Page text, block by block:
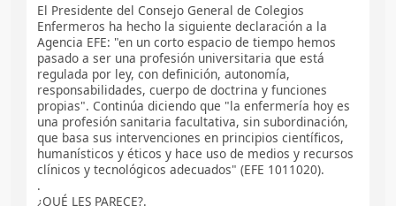
El Presidente del Consejo General de Colegios
Enfermeros ha hecho la siguiente declaración a la
Agencia EFE: "en un corto espacio de tiempo hemos
pasado a ser una profesión universitaria que está
regulada por ley, con definición, autonomía,
responsabilidades, cuerpo de doctrina y funciones
propias". Continúa diciendo que "la enfermería hoy es
una profesión sanitaria facultativa, sin subordinación,
que basa sus intervenciones en principios científicos,
humanísticos y éticos y hace uso de medios y recursos
clínicos y tecnológicos adecuados" (EFE 1011020).
.
¿QUÉ LES PARECE?.